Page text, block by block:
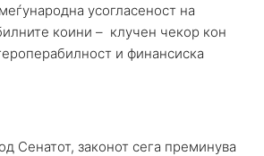
усогласеност на
коини – клучен чекор кон
и финансиска
Сенатот, законот сега преминува